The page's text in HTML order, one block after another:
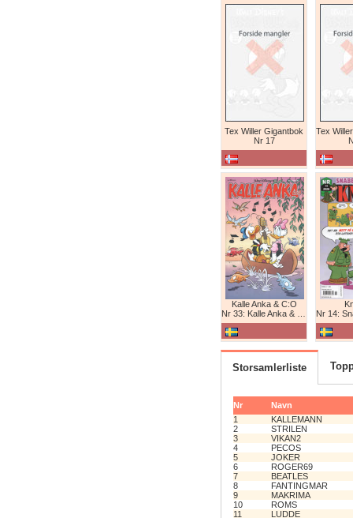
Tex Willer Gigantbok
Nr 17
Kalle Anka & C:O
Nr 33: Kalle Anka & C:O
Nr 14:
Storsamlerliste
Nr
Navn
1
KALLEMANN
2
STRILEN
3
VIKAN2
4
PECOS
5
JOKER
6
ROGER69
7
BEATLES
8
FANTINGMAR
9
MAKRIMA
10
ROMS
11
LUDDE